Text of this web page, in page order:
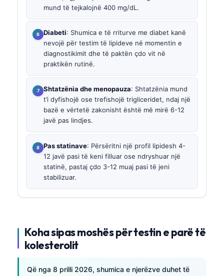
mund të tejkalojnë 400 mg/dL.
Diabeti: Shumica e të rriturve me diabet kanë
nevojë për testim të lipideve në momentin e
diagnostikimit dhe të paktën çdo vit në
praktikën rutinë.
Shtatzënia dhe menopauza: Shtatzënia mund
t’i dyfishojë ose trefishojë trigliceridet, ndaj një
bazë e vërtetë zakonisht është më mirë 6-12
javë pas lindjes.
Pas statinave: Përsëritni një profil lipidesh 4-
12 javë pasi të keni filluar ose ndryshuar një
statinë, pastaj çdo 3-12 muaj pasi të jeni
stabilizuar.
Koha sipas moshës për testin e parë të
kolesterolit
Që nga 8 prilli 2026, shumica e njerëzve duhet të